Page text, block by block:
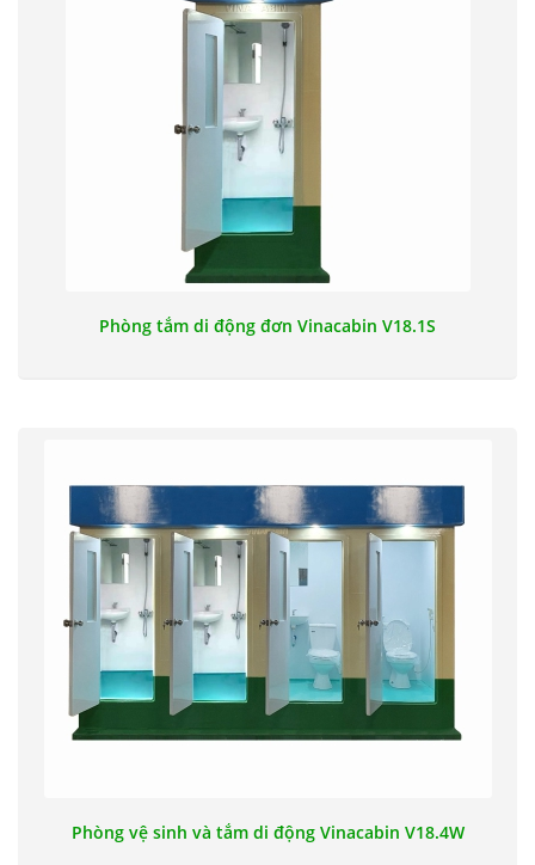
Phòng tắm di động đơn Vinacabin V18.1S
Phòng vệ sinh và tắm di động Vinacabin V18.4W